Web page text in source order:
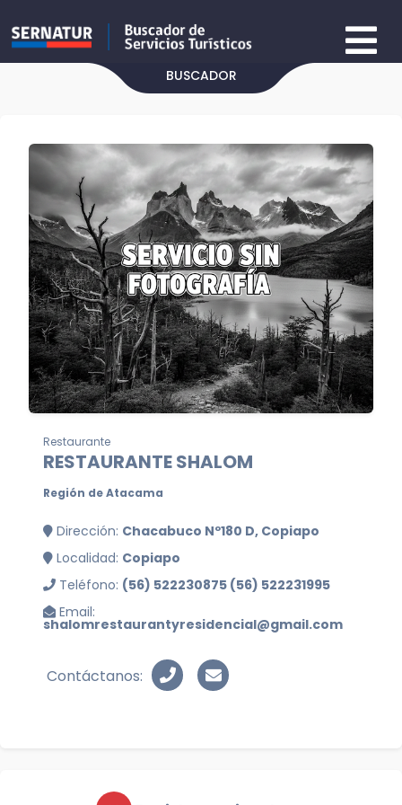
BUSCADOR
Restaurante
RESTAURANTE SHALOM
Región de Atacama
Dirección: Chacabuco Nº180 D, Copiapo
Localidad: Copiapo
Teléfono: (56) 522230875 (56) 522231995
Email:
shalomrestaurantyresidencial@gmail.com
Contáctanos: